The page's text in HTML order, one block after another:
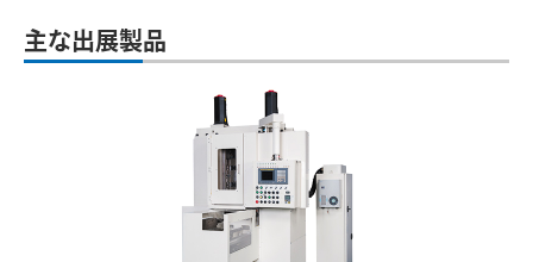
主な出展製品